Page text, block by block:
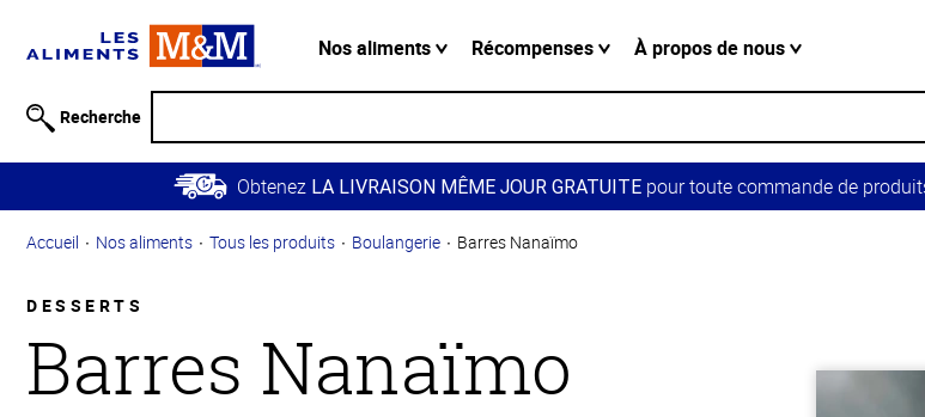
relative à
Passer
contenu
Retour à
principale
Nos aliments Récompenses À propos de nous
Recherche
Obtenez LA LIVRAISON MÊME JOUR GRATUITEpour toute commande de
Accueil Nos aliments Tous les produits Boulangerie Barres Nanaïmo
DESSERTS
Barres Nanaïmo